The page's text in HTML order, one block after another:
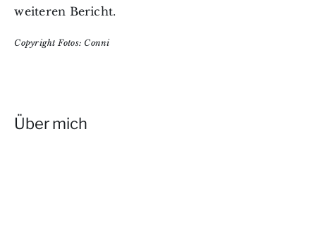
weiteren Bericht.
Copyright Fotos: Conni
Über mich